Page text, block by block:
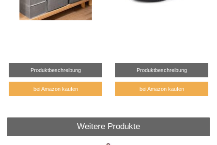
Produktbeschreibung
bei Amazon kaufen
Produktbeschreibung
bei Amazon kaufen
Weitere Produkte